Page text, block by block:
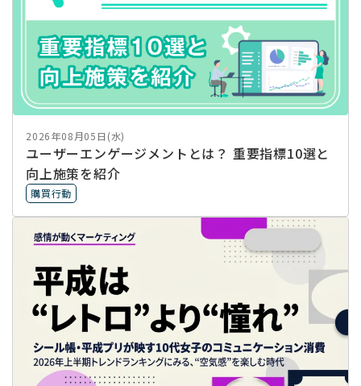
2026年08月05日(水)
ユーザーエンゲージメントとは？ 重要指標10選と
向上施策を紹介
購買行動